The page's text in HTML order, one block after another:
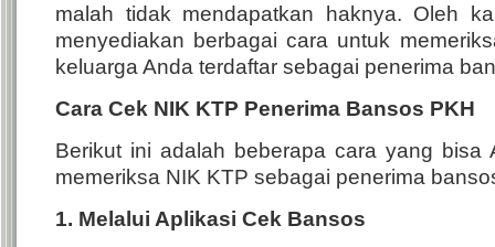
malah tidak mendapatkan haknya. Oleh
menyediakan berbagai cara untuk
keluarga Anda terdaftar sebagai penerima
Cara Cek NIK KTP Penerima Bansos PKH
Berikut ini adalah beberapa cara yang bisa
memeriksa NIK KTP sebagai penerima
1. Melalui Aplikasi Cek Bansos